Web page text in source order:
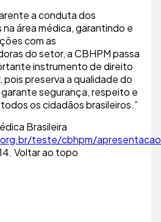
a conduta dos
área médica, garantindo e
com as
do setor, a CBHPM passa
instrumento de direito
preserva a qualidade do
segurança, respeito e
os cidadãos brasileiros.”
Brasileira
teste/cbhpm/
Voltar ao topo